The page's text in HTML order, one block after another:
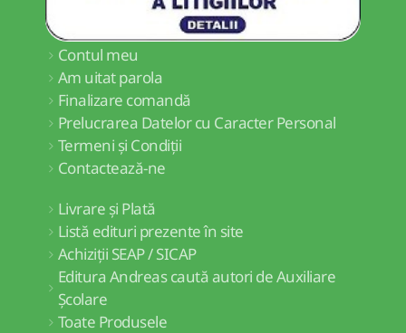
Contul meu
Am uitat parola
Finalizare comandă
Prelucrarea Datelor cu Caracter Personal
Termeni și Condiții
Contactează-ne
Livrare și Plată
Listă edituri prezente în site
Achiziții SEAP / SICAP
Editura Andreas caută autori de Auxiliare
Școlare
Toate Produsele